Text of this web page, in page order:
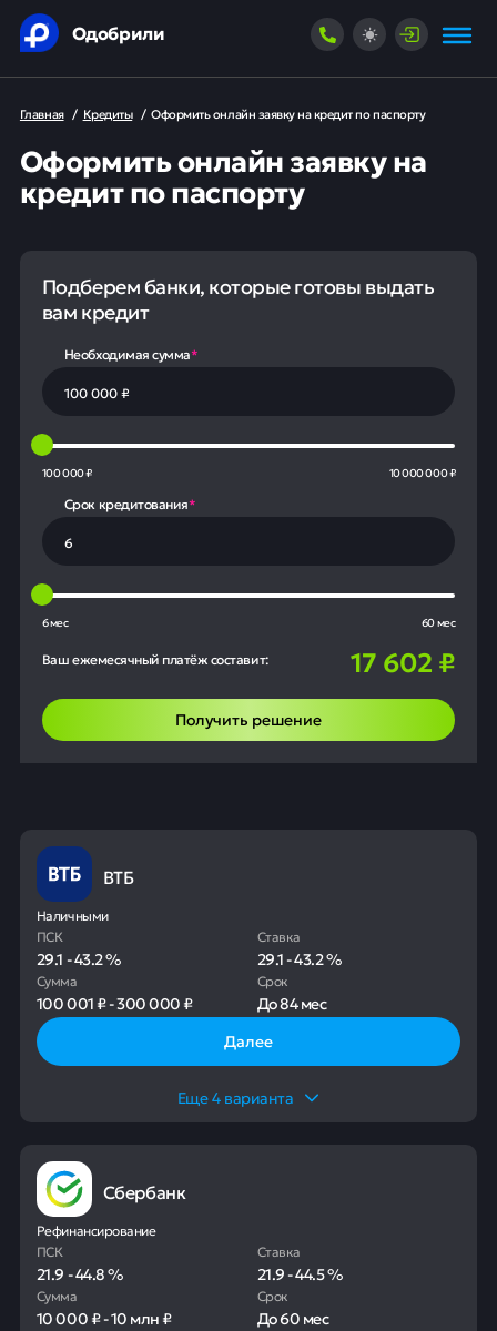
Одобрили
Главная / Кредиты / Оформить онлайн заявку на кредит по паспорту
Оформить онлайн заявку на
кредит по паспорту
Подберем банки, которые готовы выдать
вам кредит
Необходимая сумма*
100 000 ₽ 10 000 000 ₽
Срок кредитования*
6 мес 60 мес
Ваш ежемесячный платёж составит: 17 602₽
Получить решение
ВТБ
Наличными
ПСК
29.1-43.2%
Ставка
29.1-43.2%
Сумма
100 001 ₽-300 000 ₽
Срок
До84 мес
Далее
Еще4 варианта
Сбербанк
Рефинансирование
ПСК
21.9-44.8%
Ставка
21.9-44.5%
Сумма
10 000 ₽-10 млн ₽
Срок
До60 мес